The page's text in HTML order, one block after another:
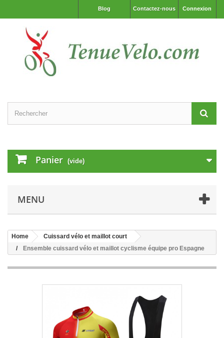
Connexion
Contactez-nous
Blog
Panier (vide)
MENU
Home
Cuissard vélo et maillot court
Ensemble cuissard vélo et maillot cyclisme équipe pro Espagne